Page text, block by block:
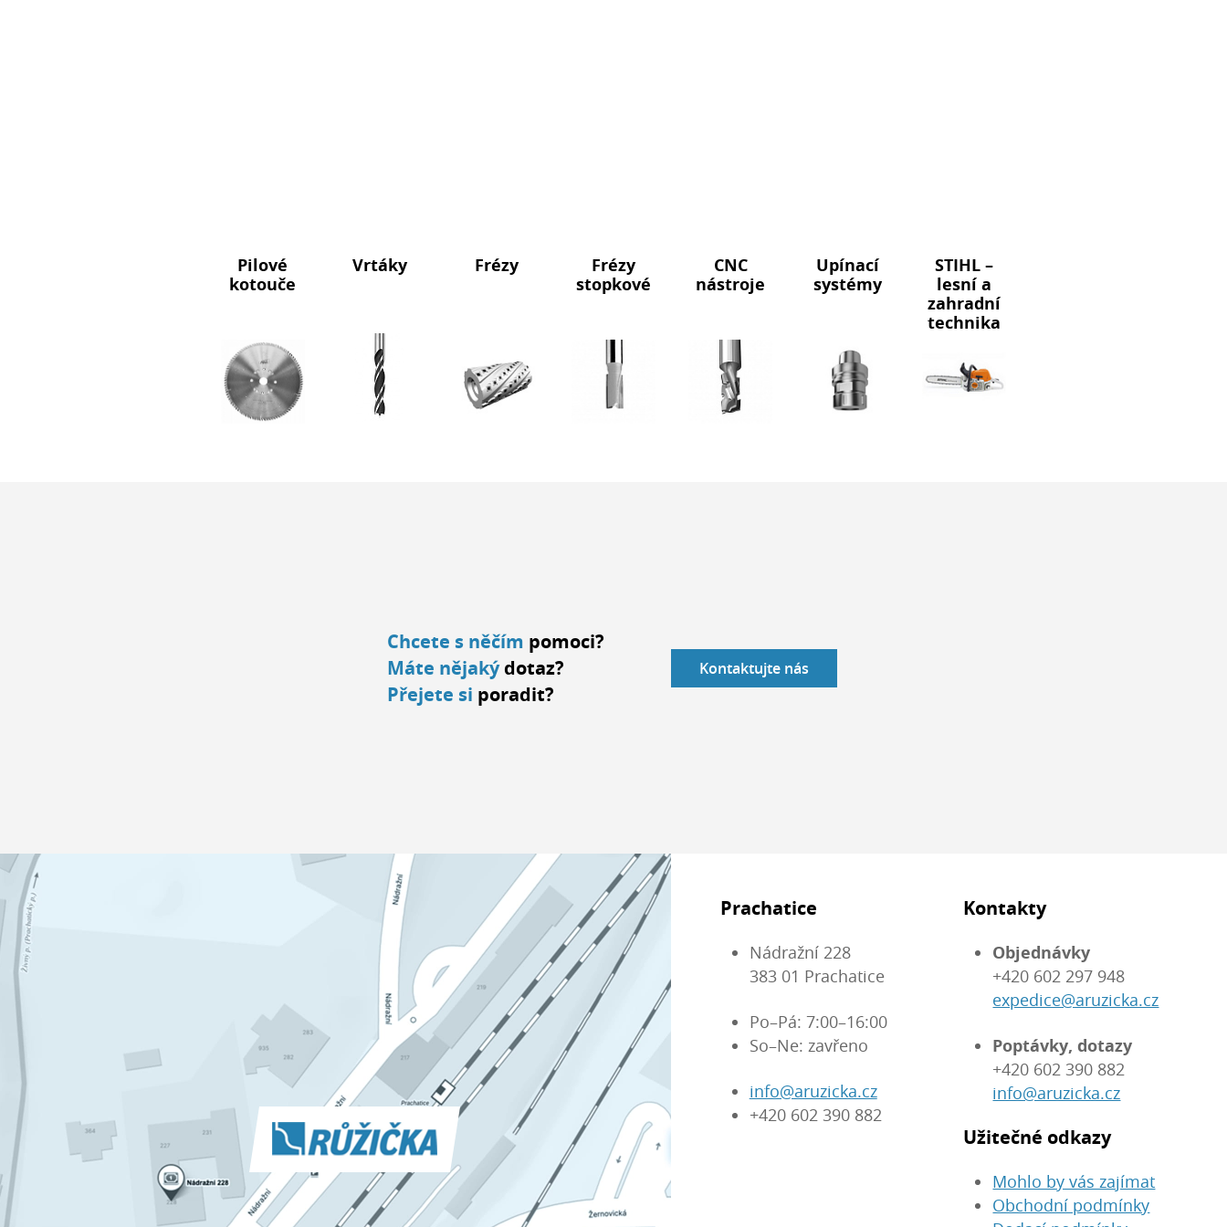
Pilové
kotouče
Vrtáky Frézy
Frézy
stopkové
CNC
nástroje
Upínací
systémy
STIHL –
lesní a
zahradní
technika
Chcete s něčím pomoci?
Máte nějakýdotaz?
Přejete si poradit?
Kontaktujte nás
Prachatice
Nádražní 228
383 01 Prachatice
Po–Pá: 7:00–16:00
So–Ne: zavřeno
info@aruzicka.cz
+420 602 390 882
Kontakty
Objednávky
+420 602 297 948
expedice@aruzicka.cz
Poptávky, dotazy
+420 602 390 882
info@aruzicka.cz
Užitečné odkazy
Mohlo by vás zajímat
Obchodní podmínky